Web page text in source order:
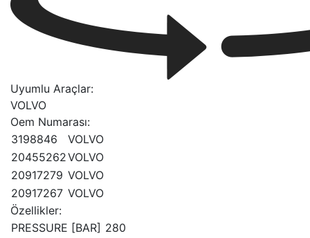
Uyumlu Araçlar:
VOLVO
Oem Numarası:
3198846
VOLVO
20455262VOLVO
20917279 VOLVO
20917267 VOLVO
Özellikler:
PRESSURE [BAR] 280